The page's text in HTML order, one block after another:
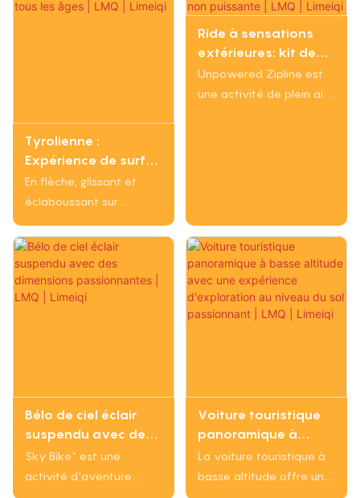
Tyrolienne :
Expérience de surf
aérien en toboggan
pour tous les âges |
En flèche, glissant et
éclaboussant sur
aérienne en acier
inoxydable qui permet
aux coureurs de tous
âges de «surfer» à l'air
équipements
d'amusement limeiqi
Ride à sensations
extérieures: kit de
tyrolienne non
puissante | LMQ |
Unpowered Zipline est
une activité de plein air
découvrir la nature et ne
nécessite que de la
gravité et de l'élan pour
propulser les coureurs
dans les airs.
Bélo de ciel éclair
suspendu avec des
dimensions
passionnantes |
Sky Bike" est une
activité d'aventure
Voiture touristique
panoramique à
basse altitude avec
une expérience
La voiture touristique à
basse altitude offre une